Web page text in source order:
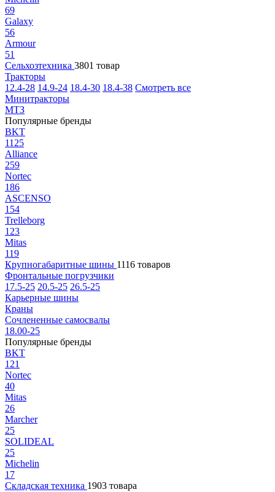
69
Galaxy
56
Armour
51
Сельхозтехника 3801 товар
Тракторы
12.4-28 14.9-24 18.4-30 18.4-38 Смотреть все
Минитракторы
МТЗ
Популярные бренды
BKT
1125
Alliance
259
Nortec
186
ASCENSO
154
Trelleborg
123
Mitas
119
Крупногабаритные шины 1116 товаров
Фронтальные погрузчики
17.5-25 20.5-25 26.5-25
Карьерные шины
Краны
Сочлененные самосвалы
18.00-25
Популярные бренды
BKT
121
Nortec
40
Mitas
26
Marcher
25
SOLIDEAL
25
Michelin
17
Складская техника 1903 товара